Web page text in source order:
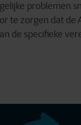
problemen
te zorgen dat de
de specifieke